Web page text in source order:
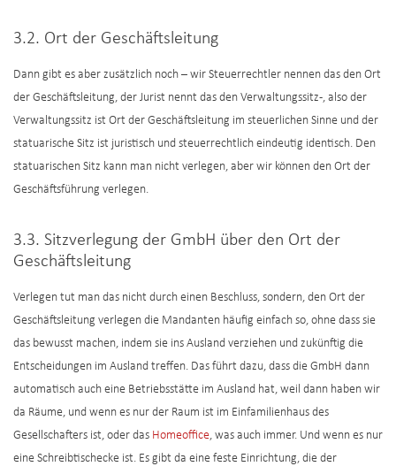
3.2. Ort der Geschäftsleitung
Dann gibt es aber zusätzlich noch – wir Steuerrechtler nennen das den Ort
der Geschäftsleitung, der Jurist nennt das den Verwaltungssitz -, also der
Verwaltungssitz ist Ort der Geschäftsleitung im steuerlichen Sinne und der
statuarische Sitz ist juristisch und steuerrechtlich eindeutig identisch. Den
statuarischen Sitz kann man nicht verlegen, aber wir können den Ort der
Geschäftsführung verlegen.
3.3. Sitzverlegung der GmbH über den Ort der
Geschäftsleitung
Verlegen tut man das nicht durch einen Beschluss, sondern, den Ort der
Geschäftsleitung verlegen die Mandanten häufig einfach so, ohne dass sie
das bewusst machen, indem sie ins Ausland verziehen und zukünftig die
Entscheidungen im Ausland treffen. Das führt dazu, dass die GmbH dann
automatisch auch eine Betriebsstätte im Ausland hat, weil dann haben wir
da Räume, und wenn es nur der Raum ist im Einfamilienhaus des
Gesellschafters ist, oder das Homeoffice, was auch immer. Und wenn es nur
eine Schreibtischecke ist. Es gibt da eine feste Einrichtung, die der